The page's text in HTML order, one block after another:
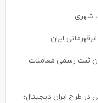
شهری
ایران
ثبت رسمی معاملات
هزار متخصص در طرح ایران دیجیتال؛